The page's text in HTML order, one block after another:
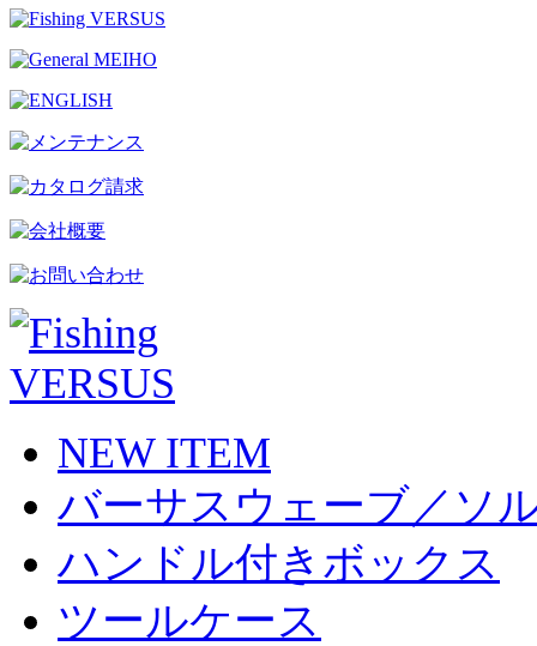
NEW ITEM
バーサスウェーブ／ソ
ハンドル付きボックス
ツールケース